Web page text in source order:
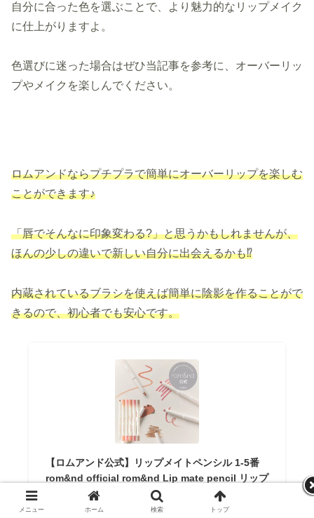
自分に合った色を選ぶことで、より魅力的なリップメイク
に仕上がりますよ。
色選びに迷った場合はぜひ当記事を参考に、オーバーリッ
プやメイクを楽しんでください。
ロムアンドならプチプラで簡単にオーバーリップを楽しむ
ことができます♪
「唇でそんなに印象変わる?」と思うかもしれませんが、
ほんの少しの違いで新しい自分に出会えるかも⁉
内蔵されているブラシを使えば簡単に陰影を作ることがで
きるので、初心者でも安心です。
【ロムアンド公式】リップメイトペンシル 1-5番
rom&nd official rom&nd Lip mate pencil リップ
ライナー リップペンシル ペンシルライナー オー
バーリップ マットリップ 韓国メイク 韓国コスメ
メニュー ホーム 検索 トップ